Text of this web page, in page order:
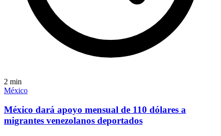
2 min
México
México dará apoyo mensual de 110 dólares a
migrantes venezolanos deportados